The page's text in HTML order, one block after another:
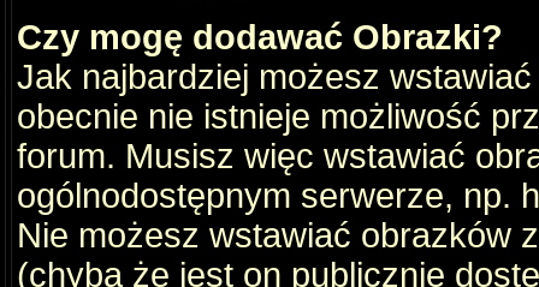
Czy mogę dodawać Obrazki?
Jak najbardziej możesz
obecnie nie istnieje możliwość
forum. Musisz więc wstawiać
ogólnodostępnym serwerze, np.
Nie możesz wstawiać obrazków
(chyba że jest on publicznie